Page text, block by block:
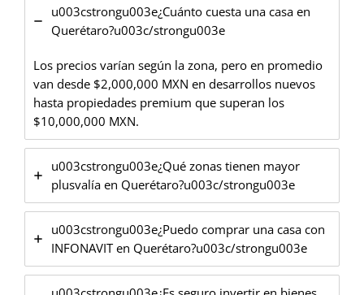
u003cstrongu003e¿Cuánto cuesta una casa en
Querétaro?u003c/strongu003e
Los precios varían según la zona, pero en promedio
van desde $2,000,000 MXN en desarrollos nuevos
hasta propiedades premium que superan los
$10,000,000 MXN.
u003cstrongu003e¿Qué zonas tienen mayor
plusvalía en Querétaro?u003c/strongu003e
u003cstrongu003e¿Puedo comprar una casa con
INFONAVIT en Querétaro?u003c/strongu003e